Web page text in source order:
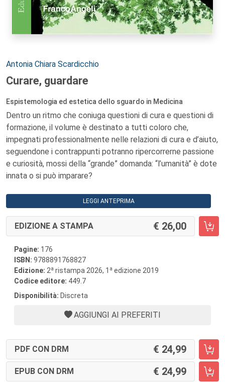
Autori:
Antonia Chiara Scardicchio
Curare, guardare
Espistemologia ed estetica dello sguardo in Medicina
Dentro un ritmo che coniuga questioni di cura e questioni di
formazione, il volume è destinato a tutti coloro che,
impegnati professionalmente nelle relazioni di cura e d’aiuto,
seguendone i contrappunti potranno ripercorrerne passione
e curiosità, mossi della “grande” domanda: “l’umanità” è dote
innata o si può imparare?
LEGGI ANTEPRIMA
EDIZIONE A STAMPA 26,00
Pagine: 176
ISBN: 9788891768827
Edizione: 2a ristampa 2026, 1 a edizione 2019
Codice editore: 449.7
Disponibilità: Discreta
AGGIUNGI AI PREFERITI
PDF CON DRM 24,99
EPUB CON DRM 24,99